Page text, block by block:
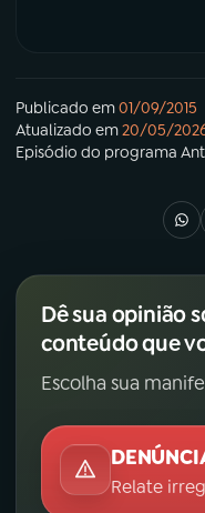
Publicado em01/09/2015
Atualizado em20/05/
Episódio do programa
Dê sua opinião
conteúdo que
Escolha sua
Relate